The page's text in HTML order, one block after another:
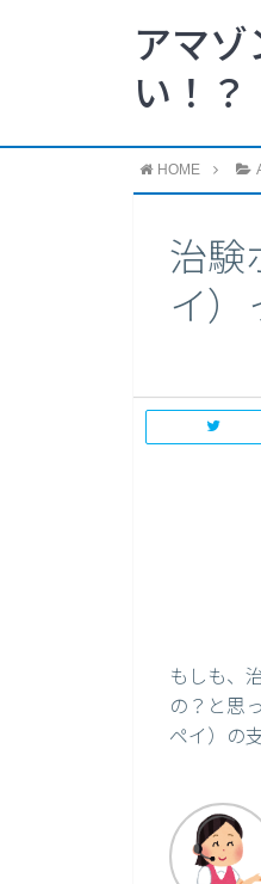
アマ
い！？
HOME
治験
イ）
もしも、
の？と思
ペイ）の